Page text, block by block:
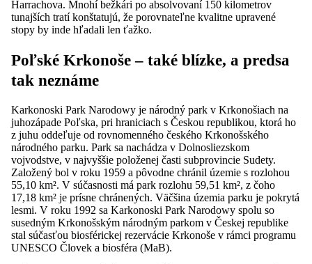
Harrachova. Mnohí bežkári po absolvovaní 150 kilometrov
tunajších tratí konštatujú, že porovnateľne kvalitne upravené
stopy by inde hľadali len ťažko.
Poľské Krkonoše – také blízke, a predsa
tak neznáme
Karkonoski Park Narodowy je národný park v Krkonošiach na
juhozápade Poľska, pri hraniciach s Českou republikou, ktorá ho
z juhu oddeľuje od rovnomenného českého Krkonošského
národného parku. Park sa nachádza v Dolnosliezskom
vojvodstve, v najvyššie položenej časti subprovincie Sudety.
Založený bol v roku 1959 a pôvodne chránil územie s rozlohou
55,10 km². V súčasnosti má park rozlohu 59,51 km², z čoho
17,18 km² je prísne chránených. Väčšina územia parku je pokrytá
lesmi. V roku 1992 sa Karkonoski Park Narodowy spolu so
susedným Krkonošským národným parkom v Českej republike
stal súčasťou biosférickej rezervácie Krkonoše v rámci programu
UNESCO Človek a biosféra (MaB).